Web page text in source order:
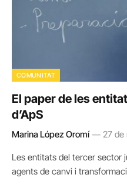
COMUNITAT
El paper de les
d’ApS
Marina López Oromí 27 de
Les entitats del tercer sector
agents de canvi i